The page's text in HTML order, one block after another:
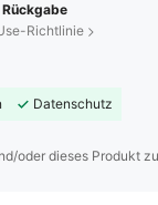
Richtlinie
Datenschutz
oder dieses Produkt